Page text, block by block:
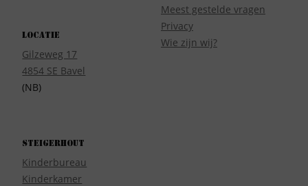
Locatie
Gilzeweg 17
4854 SE Bavel
(NB)
Meest gestelde vragen
Privacy
Wie zijn wij?
Steigerhout
Kinderbureau
Kinderkamer